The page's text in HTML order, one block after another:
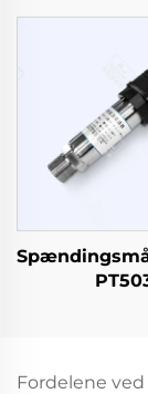
Fordelene